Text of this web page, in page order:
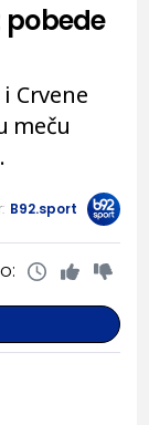
pobede
Crvene
meču
B92.sport